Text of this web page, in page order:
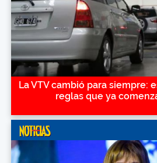
La VTV cambió para siempre:
reglas que ya